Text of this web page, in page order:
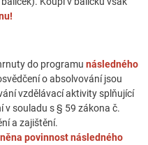
do programu následného
o absolvování jsou
vzdělávací aktivity splňující
v souladu s § 59 zákona č.
a zajištění.
povinnost následného